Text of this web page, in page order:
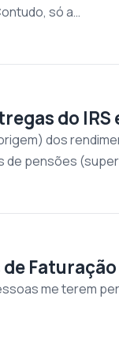
só a…
do IRS
dos
de pensões
Faturação
me terem